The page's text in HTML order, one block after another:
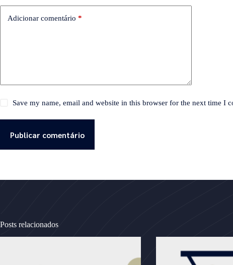
Adicionar comentário *
Save my name, email and website in this browser for the next time I
Publicar comentário
Posts relacionados